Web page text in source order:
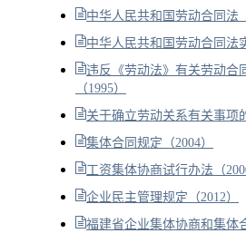
中华人民共和国劳动合同法
中华人民共和国劳动合同法
违反《劳动法》有关劳动合
（1995）
关于确立劳动关系有关事项
集体合同规定（2004）
工资集体协商试行办法（
企业民主管理规定（2012）
福建省企业集体协商和集体